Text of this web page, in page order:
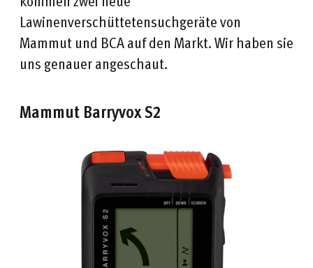
Lawinenverschüttetensuchgeräte von
Mammut und BCA auf den Markt. Wir haben sie
uns genauer angeschaut.
Mammut Barryvox S2